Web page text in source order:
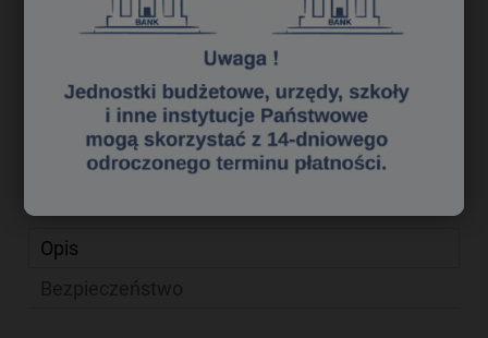
do koszyka
Producent:
zapytaj o produkt
poleć znajomemu
Opis